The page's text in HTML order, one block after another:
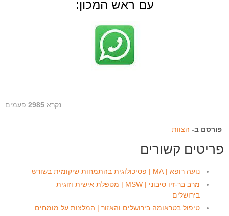
עם ראש המכון:
נקרא 2985 פעמים
פורסם ב- הצוות
פריטים קשורים
נועה רופא | MA | פסיכולוגית בהתמחות שיקומית בשורש
מרב בר-זיו סיבוני | MSW | מטפלת אישית וזוגית
בירושלים
טיפול בטראומה בירושלים והאזור | המלצות על מומחים